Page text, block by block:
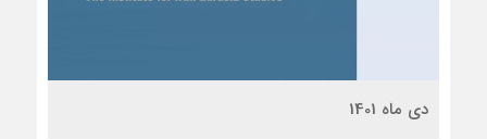
دی ماه 1401